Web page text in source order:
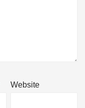
Website